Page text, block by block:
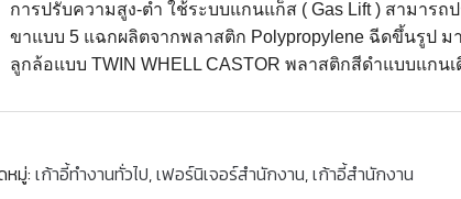
การปรับความสูง-ต่ำ ใช้ระบบแกนแก็ส ( Gas Lift ) สามารถ
ขาแบบ 5 แฉกผลิตจากพลาสติก Polypropylene ฉีดขึ้นรูป ม
ลูกล้อแบบ TWIN WHELL CASTOR พลาสติกสีดําแบบแกนเ
หมู่:เก้าอี้ทำงานทั่วไป,เฟอร์นิเจอร์สำนักงาน,เก้าอี้สำนักงาน